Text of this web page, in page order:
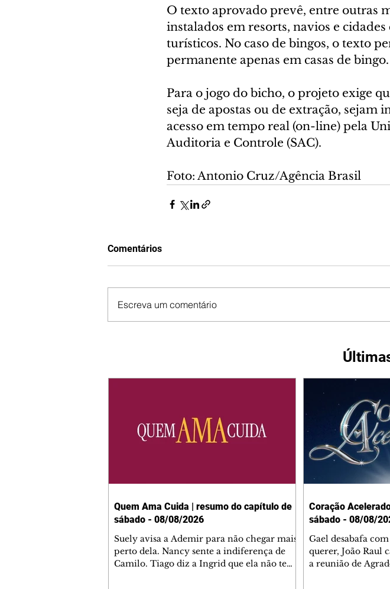
O texto aprovado prevê, entre outras
instalados em resorts, navios e
turísticos. No caso de bingos, o texto
permanente apenas em casas de bingo.
Para o jogo do bicho, o projeto exige
seja de apostas ou de extração,
acesso em tempo real (on-line) pela
Auditoria e Controle (SAC).
Foto: Antonio Cruz/Agência Brasil
Comentários
Escreva um comentário
Quem Ama Cuida | resumo do capítulo de
sábado - 08/08/2026
Suely avisa a Ademir para não chegar mais
perto dela. Nancy sente a indiferença de
Camilo. Tiago diz a Ingrid que ela não tem
Coração
sábado - 08/08/
Gael desabafa
querer, João Raul
a reunião de